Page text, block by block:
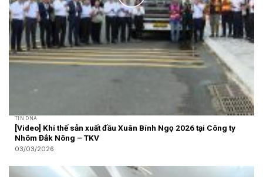
TIN DNA
[Video] Khí thế sản xuất đầu Xuân Bính Ngọ 2026 tại Công ty
Nhôm Đắk Nông – TKV
03/03/2026